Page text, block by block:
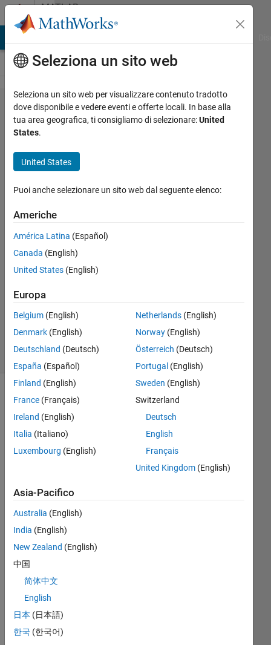
Vai al contenutoMATLAB
Answers
extraction
phase
ordertrack
Nick
Verhoeven
17 Nov
2019
1
Aggiornato
24 Nov
2019
6
Visualizzazioni
all,
I
wa
do
an
ack
of a
Seleziona un sito web
Seleziona un sito web per visualizzare contenuto tradotto
dove disponibile e vedere eventi e offerte locali. In base alla
tua area geografica, ti consigliamo di selezionare:United
States.
United States
Puoi anche selezionare un sito web dal seguente elenco:
Americhe
América Latina (Español)
Canada (English)
United States (English)
Europa
Belgium (English)
Denmark (English)
Deutschland (Deutsch)
España (Español)
Finland (English)
France (Français)
Ireland (English)
Italia (Italiano)
Luxembourg (English)
Netherlands(English)
Norway(English)
Österreich (Deutsch)
Portugal (English)
Sweden (English)
Switzerland
Deutsch
English
Français
United Kingdom(English)
Asia-Pacifico
Australia (English)
India (English)
New Zealand (English)
中国
简体中文
English
日本 (日本語)
한국 (한국어)